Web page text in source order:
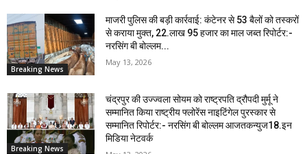
Breaking News
माजरी पुलिस की बड़ी कार्रवाई: कंटेनर से 53 बैलों को तस्करों
से कराया मुक्त, 22.लाख 95 हजार का माल जब्त रिपोर्टर:-
नरसिंग बी बोल्लम...
May 13, 2026
Breaking News
चंद्रपुर की उज्ज्वला सोयम को राष्ट्रपति द्रौपदी मुर्मू ने
सम्मानित किया राष्ट्रीय फ्लोरेंस नाइटिंगेल पुरस्कार से
सम्मानित रिपोर्टर:- नरसिंग बी बोल्लम आजतकन्युज18.इन
मिडिया नेटवर्क